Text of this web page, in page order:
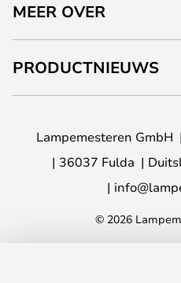
MEER OVER
PRODUCTNIEUWS
Lampemesteren GmbH
36037 Fulda
© 2026